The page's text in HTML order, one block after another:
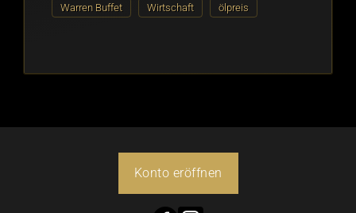
Warren Buffet Wirtschaft ölpreis
Konto eröffnen